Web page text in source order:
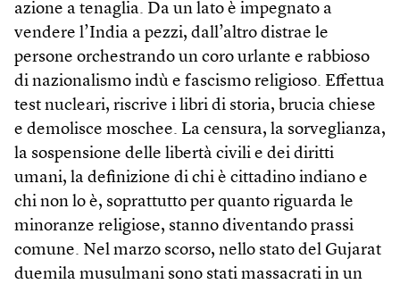
azione a tenaglia. Da un lato è impegnato a
vendere l’India a pezzi, dall’altro distrae le
persone orchestrando un coro urlante e rabbioso
di nazionalismo indù e fascismo religioso. Effettua
test nucleari, riscrive i libri di storia, brucia chiese
e demolisce moschee. La censura, la sorveglianza,
la sospensione delle libertà civili e dei diritti
umani, la definizione di chi è cittadino indiano e
chi non lo è, soprattutto per quanto riguarda le
minoranze religiose, stanno diventando prassi
comune. Nel marzo scorso, nello stato del Gujarat
duemila musulmani sono stati massacrati in un